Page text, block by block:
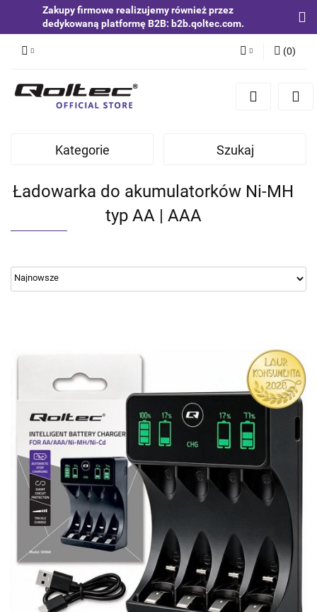
Zakupy firmowe realizujemy również przez
dedykowaną platformę B2B: b2b.qoltec.com.
Zaloguj się
Zgody cookies
(0)
Kategorie Szukaj
Ładowarka do akumulatorków Ni-MH
typ AA | AAA